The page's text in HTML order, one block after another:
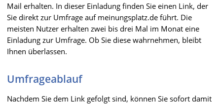
Mail erhalten. In dieser Einladung finden Sie einen Link, der
Sie direkt zur Umfrage auf meinungsplatz.de führt. Die
meisten Nutzer erhalten zwei bis drei Mal im Monat eine
Einladung zur Umfrage. Ob Sie diese wahrnehmen, bleibt
Ihnen überlassen.
Umfrageablauf
Nachdem Sie dem Link gefolgt sind, können Sie sofort damit